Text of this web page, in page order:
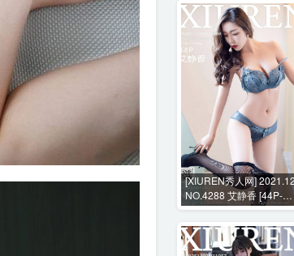
[XIUREN秀人网]
NO.4288 艾静香 [44P-
463MB]